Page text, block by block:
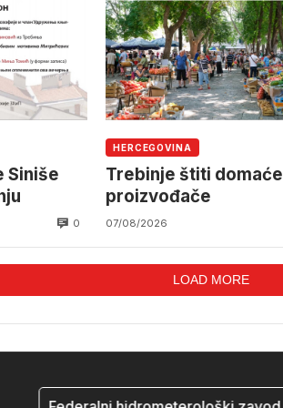
Siniše
0
HERCEGOVINA
Trebinje štiti domaće
proizvođače
07/08/2026
LOAD MORE